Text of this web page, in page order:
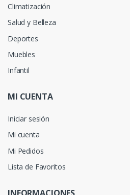
Climatización
Salud y Belleza
Deportes
Muebles
Infantil
MI CUENTA
Iniciar sesión
Mi cuenta
Mi Pedidos
Lista de Favoritos